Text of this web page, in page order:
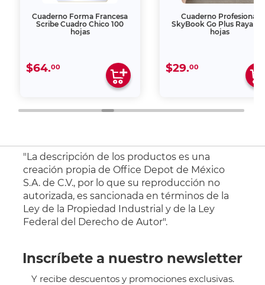
Cuaderno Forma Francesa
Scribe Cuadro Chico 100
hojas
$64.00
Cuaderno Profesional
SkyBook Go Plus Raya
hojas
$29.00
"La descripción de los productos es una
creación propia de Office Depot de México
S.A. de C.V., por lo que su reproducción no
autorizada, es sancionada en términos de la
Ley de la Propiedad Industrial y de la Ley
Federal del Derecho de Autor".
Inscríbete a nuestro newsletter
Y recibe descuentos y promociones exclusivas.